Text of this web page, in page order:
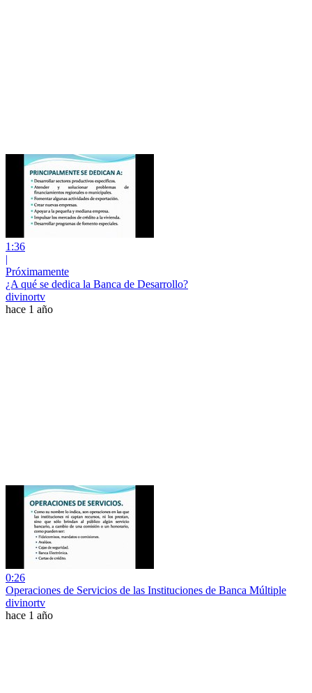
1:36
|
Próximamente
¿A qué se dedica la Banca de Desarrollo?
divinortv
hace 1 año
0:26
Operaciones de Servicios de las Instituciones de Banca Múltiple
divinortv
hace 1 año